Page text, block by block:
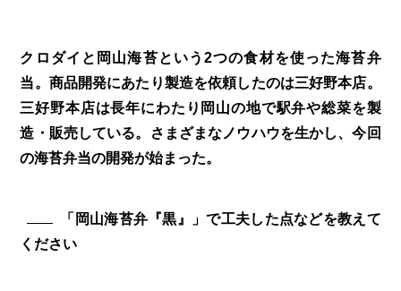
クロダイと岡山海苔という2つの食材を使った海苔弁
当。商品開発にあたり製造を依頼したのは三好野本店。
三好野本店は長年にわたり岡山の地で駅弁や総菜を製
造・販売している。さまざまなノウハウを生かし、今回
の海苔弁当の開発が始まった。
「岡山海苔弁『黒』」で工夫した点などを教えて
ください